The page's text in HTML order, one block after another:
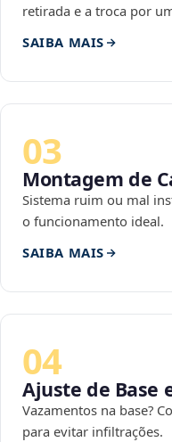
retirada e a troca por
SAIBA MAIS
03
Montagem de
Sistema ruim ou mal
o funcionamento ideal.
SAIBA MAIS
04
Ajuste de Base
Vazamentos na base?
para evitar infiltrações.